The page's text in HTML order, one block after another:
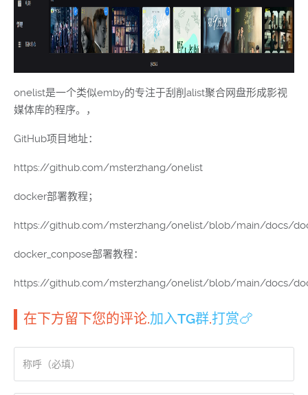
onelist是一个类似emby的专注于刮削alist聚合网盘形成影视
媒体库的程序。，
GitHub项目地址：
https://github.com/msterzhang/onelist
docker部署教程；
https://github.com/msterzhang/onelist/blob/main/docs/
docker_conpose部署教程：
https://github.com/msterzhang/onelist/blob/main/docs/
在下方留下您的评论.加入TG群.打赏🍗